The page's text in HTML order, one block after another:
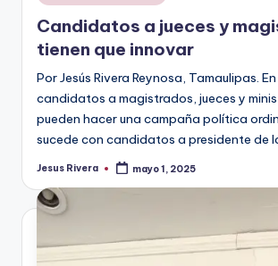
en
Candidatos a jueces y
tienen que innovar
Por Jesús Rivera Reynosa, Tamaulipas.
candidatos a magistrados, jueces y
pueden hacer una campaña política
sucede con candidatos a presidente de
Publicado
Jesus Rivera mayo 1, 2025